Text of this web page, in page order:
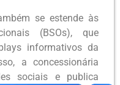
se estende às
(BSOs), que
informativos da
a concessionária
sociais e publica